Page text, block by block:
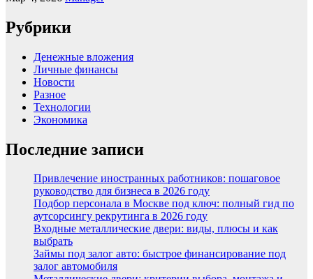
Рубрики
Денежные вложения
Личные финансы
Новости
Разное
Технологии
Экономика
Последние записи
Привлечение иностранных работников: пошаговое
руководство для бизнеса в 2026 году
Подбор персонала в Москве под ключ: полный гид по
аутсорсингу рекрутинга в 2026 году
Входные металлические двери: виды, плюсы и как
выбрать
Займы под залог авто: быстрое финансирование под
залог автомобиля